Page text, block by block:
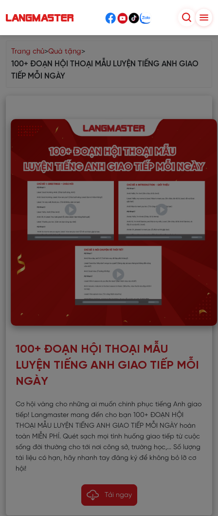
Trang chủ>Quà tặng>
100+ ĐOẠN HỘI THOẠI MẪU LUYỆN TIẾNG ANH GIAO
TIẾP MỖI NGÀY
100+ ĐOẠN HỘI THOẠI MẪU
LUYỆN TIẾNG ANH GIAO TIẾP MỖI
NGÀY
Cơ hội vàng cho những ai muốn chinh phục tiếng Anh giao
tiếp! Langmaster mang đến cho bạn 100+ ĐOẠN HỘI
THOẠI MẪU LUYỆN TIẾNG ANH GIAO TIẾP MỖI NGÀY hoàn
toàn MIỄN PHÍ. Quét sạch mọi tình huống giao tiếp từ cuộc
sống đời thường cho tới nơi công sở, trường học,... Số lượng
tài liệu có hạn, hãy nhanh tay đăng ký để không bỏ lỡ cơ
hội!
Tải ngay